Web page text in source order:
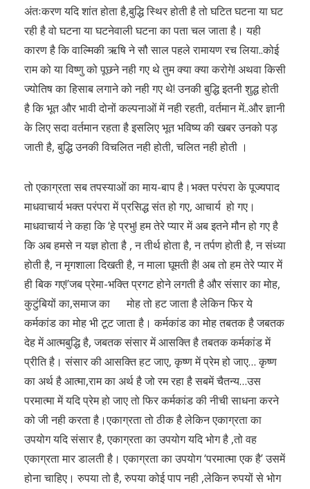
अंतःकरण यदि शांत होता है,बुद्धि स्थिर होती है तो घटित घटना या घट
रही है वो घटना या घटनेवाली घटना का पता चल जाता है। यही
कारण है कि वाल्मिकी ऋषि ने सौ साल पहले रामायण रच लिया..कोई
राम को या विष्णु को पूछने नही गए थे तुम क्या क्या करोगे! अथवा किसी
ज्योतिष का हिसाब लगाने को नही गए थे! उनकी बुद्धि इतनी शुद्ध होती
है कि भूत और भावी दोनों कल्पनाओं में नही रहती, वर्तमान में..और ज्ञानी
के लिए सदा वर्तमान रहता है इसलिए भूत भविष्य की खबर उनको पड़
जाती है, बुद्धि उनकी विचलित नही होती, चलित नही होती ।
तो एकाग्रता सब तपस्याओं का माय-बाप है।भक्त परंपरा के पूज्यपाद
माधवाचार्य भक्त परंपरा में प्रसिद्ध संत हो गए, आचार्य हो गए।
माधवाचार्य ने कहा कि ‘हे प्रभु! हम तेरे प्यार में अब इतने मौन हो गए है
कि अब हमसे न यज्ञ होता है , न तीर्थ होता है, न तर्पण होती है, न संध्या
होती है, न मृगशाला दिखती है, न माला घूमती है! अब तो हम तेरे प्यार में
ही बिक गए!’जब प्रेमा-भक्ति प्रगट होने लगती है और संसार का मोह,
कुटुंबियों का,समाज का मोह तो हट जाता है लेकिन फिर ये
कर्मकांड का मोह भी टूट जाता है। कर्मकांड का मोह तबतक है जबतक
देह में आत्मबुद्धि है, जबतक संसार में आसक्ति है तबतक कर्मकांड में
प्रीति है। संसार की आसक्ति हट जाए, कृष्ण में प्रेम हो जाए… कृष्ण
का अर्थ है आत्मा,राम का अर्थ है जो रम रहा है सबमें चैतन्य…उस
परमात्मा में यदि प्रेम हो जाए तो फिर कर्मकांड की नीची साधना करने
को जी नही करता है।एकाग्रता तो ठीक है लेकिन एकाग्रता का
उपयोग यदि संसार है, एकाग्रता का उपयोग यदि भोग है ,तो वह
एकाग्रता मार डालती है। एकाग्रता का उपयोग ‘परमात्मा एक है’ उसमें
होना चाहिए। रुपया तो है, रुपया कोई पाप नही ,लेकिन रुपयों से भोग